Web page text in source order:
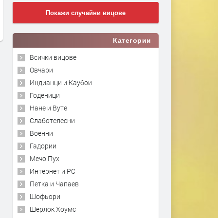
Покажи случайни вицове
Категории
Всички вицове
Овчари
Индианци и Каубои
Годеници
Нане и Вуте
Слаботелесни
Военни
Гадории
Мечо Пух
Интернет и PC
Петка и Чапаев
Шофьори
Шерлок Хоумс